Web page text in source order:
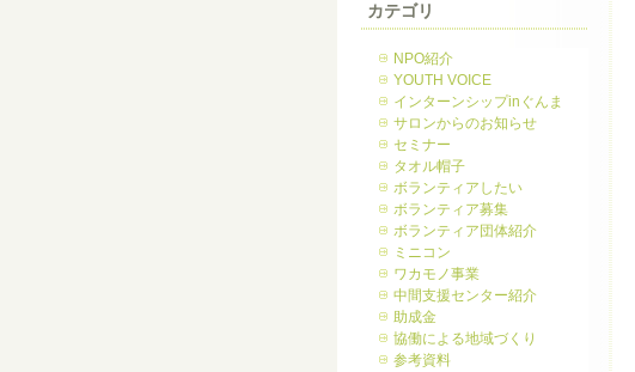
カテゴリ
NPO紹介
YOUTH VOICE
インターンシップinぐんま
サロンからのお知らせ
セミナー
タオル帽子
ボランティアしたい
ボランティア募集
ボランティア団体紹介
ミニコン
ワカモノ事業
中間支援センター紹介
助成金
協働による地域づくり
参考資料